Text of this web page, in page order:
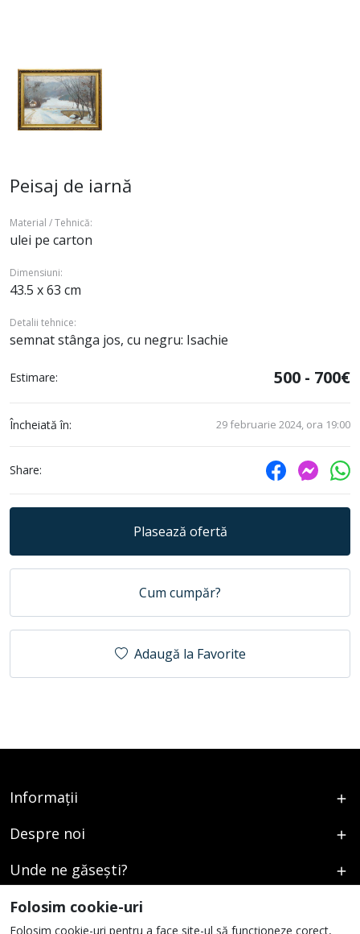
Peisaj de iarnă
Material / Tehnică:
ulei pe carton
Dimensiuni:
43.5 x 63 cm
Detalii tehnice:
semnat stânga jos, cu negru: Isachie
Estimare: 500 - 700€
Încheiată în: 29 februarie 2024, ora 19:00
Share:
Plasează ofertă
Cum cumpăr?
Adaugă la Favorite
Informații
Despre noi
Unde ne găsești?
Urmați-ne
Folosim cookie-uri
Folosim cookie-uri pentru a face site-ul să funcționeze corect,